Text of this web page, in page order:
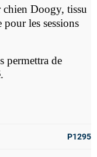
Doogy, tissu
les sessions
permettra de
P1295